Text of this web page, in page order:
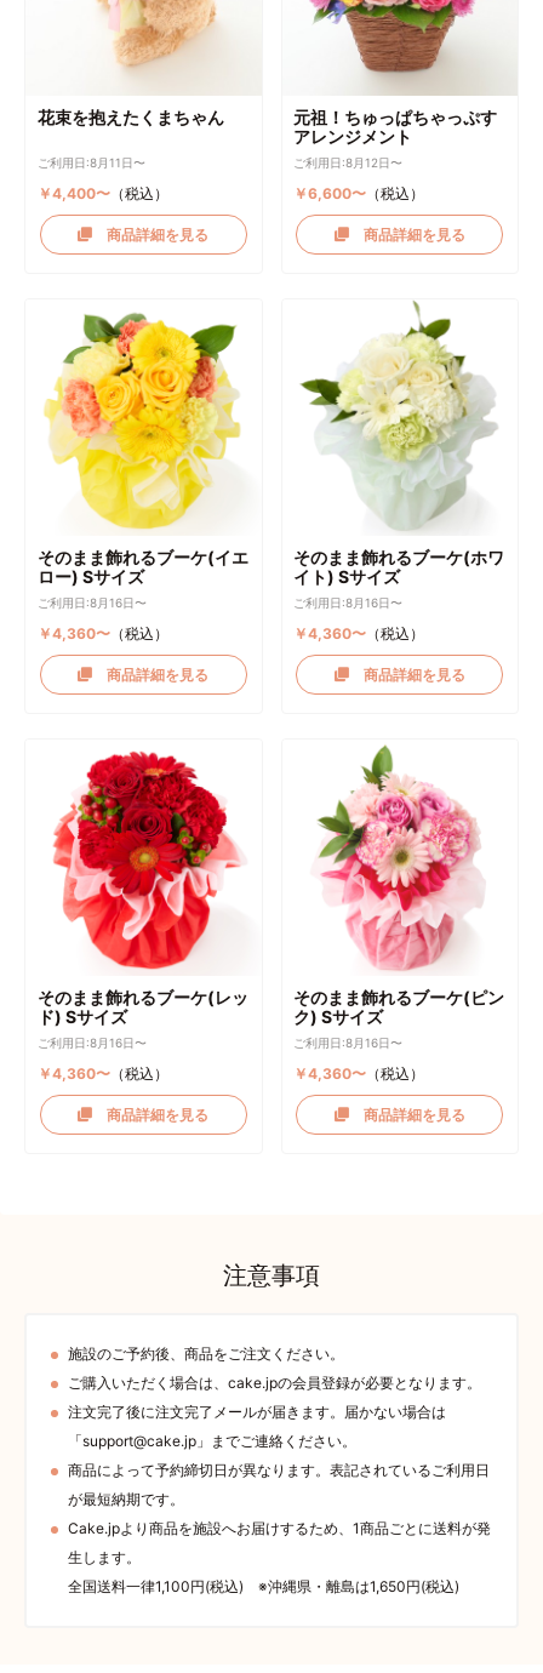
花束を抱えたくまちゃん
ご利用日:8月11日〜
￥4,400〜（税込）
商品詳細を見る
元祖！ちゅっぱちゃっぷす
アレンジメント
ご利用日:8月12日〜
￥6,600〜 （税込）
商品詳細を見る
そのまま飾れるブーケ(イエ
ロー) Sサイズ
ご利用日:8月16日〜
￥4,360〜（税込）
商品詳細を見る
そのまま飾れるブーケ(ホワ
イト) Sサイズ
ご利用日:8月16日〜
￥4,360〜 （税込）
商品詳細を見る
そのまま飾れるブーケ(レッ
ド) Sサイズ
ご利用日:8月16日〜
￥4,360〜（税込）
商品詳細を見る
そのまま飾れるブーケ(ピン
ク) Sサイズ
ご利用日:8月16日〜
￥4,360〜 （税込）
商品詳細を見る
注意事項
施設のご予約後、商品をご注文ください。
ご購入いただく場合は、cake.jpの会員登録が必要となります。
注文完了後に注文完了メールが届きます。届かない場合は
「support@cake.jp」までご連絡ください。
商品によって予約締切日が異なります。表記されているご利用日
が最短納期です。
Cake.jpより商品を施設へお届けするため、1商品ごとに送料が発
生します。
全国送料一律1,100円(税込) ※沖縄県・離島は1,650円(税込)